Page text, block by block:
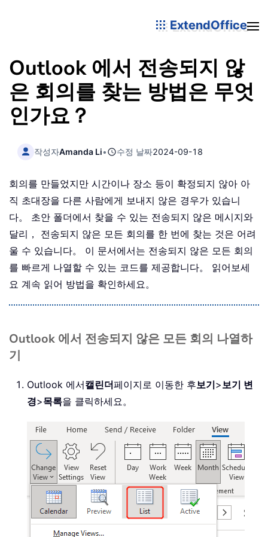
ExtendOffice
Outlook 에서 전송되지 않
은 회의를 찾는 방법은 무엇
인가요？
작성자Amanda Li• 수정 날짜2024-09-18
회의를 만들었지만 시간이나 장소 등이 확정되지 않아 아
직 초대장을 다른 사람에게 보내지 않은 경우가 있습니
다。 초안 폴더에서 찾을 수 있는 전송되지 않은 메시지와
달리， 전송되지 않은 모든 회의를 한 번에 찾는 것은 어려
울 수 있습니다。 이 문서에서는 전송되지 않은 모든 회의
를 빠르게 나열할 수 있는 코드를 제공합니다。 읽어보세
요 계속 읽어 방법을 확인하세요。
Outlook 에서 전송되지 않은 모든 회의 나열하
기
Outlook 에서캘린더페이지로 이동한 후보기>보기 변
경>목록을 클릭하세요。